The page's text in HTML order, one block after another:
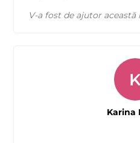
V-a fost de ajutor această
Karina